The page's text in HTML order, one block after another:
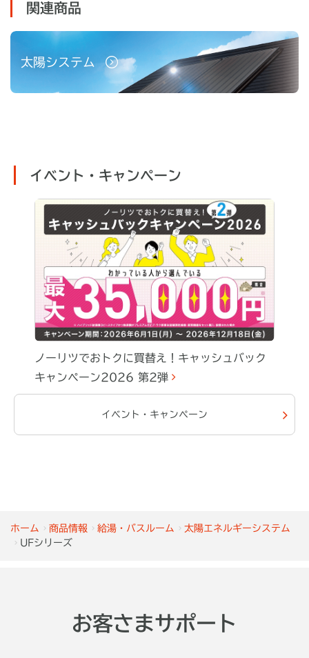
ホーム 商品情報 給湯・バスルーム
太陽エネルギーシステム
UFシリーズ
関連商品
太陽システム
イベント・キャンペーン
ノーリツでおトクに買替え！キャッシュバック
キャンペーン2026 第2弾
イベント・キャンペーン
お客さまサポート